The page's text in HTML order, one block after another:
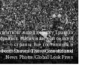
митинг в поддержку Трампа
тысячи людей со всей
страны. Все гостиницы в
были переполнены
Фото: Shawn Thew/Consolidated
News Photos/Global Look Press